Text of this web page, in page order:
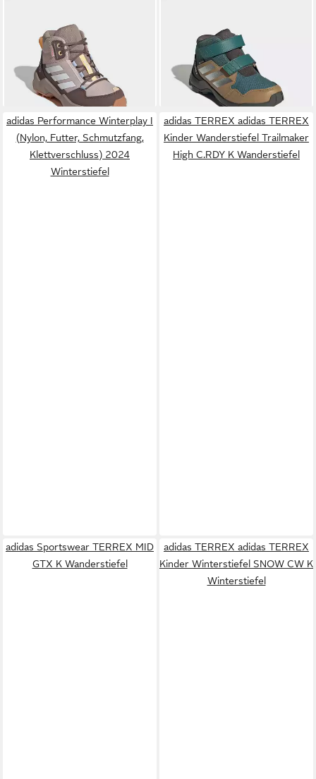
AX4R MID RAIN.RDY
WANDERSCHUH Hikingschuh
(2-tlg)
ab 75,48 € UVP85,00 €
-11%
+1
SKYCHASER MID GORE-TEX
KIDS Wanderschuh
wasserdicht dank Gore-Tex
Membrane
ab 65,16 € UVP90,00 €
-28%
adidas Performance Winterplay I
(Nylon, Futter, Schmutzfang,
Klettverschluss) 2024
Winterstiefel
adidas TERREX adidas TERREX
Kinder Wanderstiefel Trailmaker
High C.RDY K Wanderstiefel
adidas Sportswear TERREX MID
GTX K Wanderstiefel
adidas TERREX adidas TERREX
Kinder Winterstiefel SNOW CW K
Winterstiefel